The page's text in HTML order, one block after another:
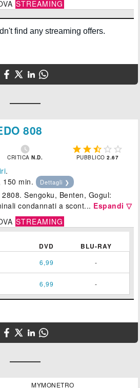
STREAMING
808

CRITICAN.D.
    
PUBBLICO2.67
.
150 min. Dettagli ❯
Sengoku, Benten, Gogul:
condannati a scont... Espandi ▽
STREAMING
DVD BLU-RAY
6,99 -
6,99 -
MYMONETRO